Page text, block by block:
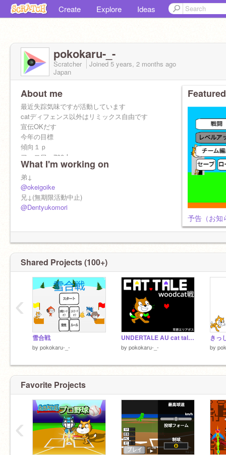
Create Explore Ideas
pokokaru-_-
Scratcher Joined 5 years, 2 months ago
Japan
About me
最近失踪気味ですが活動しています
catディフェンス以外はリミックス自由です
宣伝OKだす
今年の目標
傾向１ｐ
フォロワー700人
参照数 6000
ハート星100
What I'm working on
弟↓
@okeigoike
兄↓(無期限活動中止)
@Dentyukomori
予告（お知
Shared Projects (100+)
雪合戦
by pokokaru-_-
UNDERTALE AU cat tale woodcat戦
by pokokaru-_- by
‹
Favorite Projects
‹